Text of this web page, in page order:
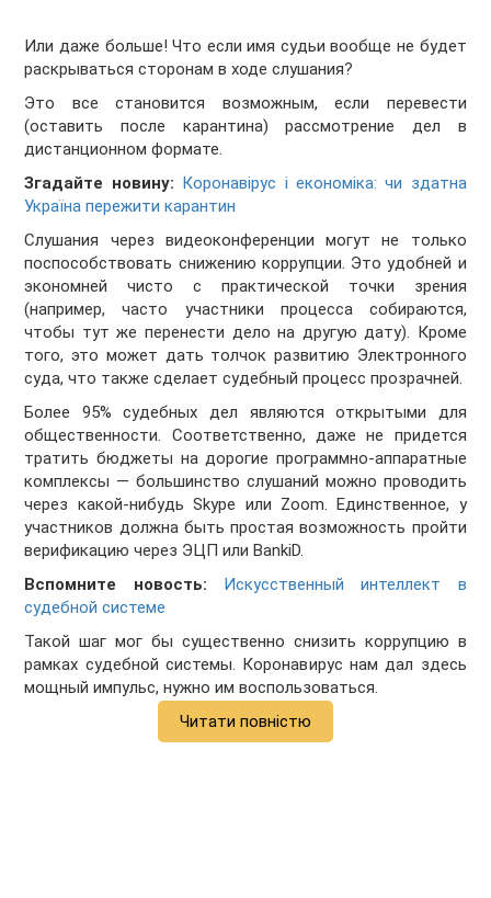
Или даже больше! Что если имя судьи вообще не будет
раскрываться сторонам в ходе слушания?
Это все становится возможным, если перевести
(оставить после карантина) рассмотрение дел в
дистанционном формате.
Згадайте новину: Коронавірус і економіка: чи здатна
Україна пережити карантин
Слушания через видеоконференции могут не только
поспособствовать снижению коррупции. Это удобней и
экономней чисто с практической точки зрения
(например, часто участники процесса собираются,
чтобы тут же перенести дело на другую дату). Кроме
того, это может дать толчок развитию Электронного
суда, что также сделает судебный процесс прозрачней.
Более 95% судебных дел являются открытыми для
общественности. Соответственно, даже не придется
тратить бюджеты на дорогие программно-аппаратные
комплексы — большинство слушаний можно проводить
через какой-нибудь Skype или Zoom. Единственное, у
участников должна быть простая возможность пройти
верификацию через ЭЦП или BankiD.
Вспомните новость:
Искусственный интеллект в
судебной системе
Такой шаг мог бы существенно снизить коррупцию в
рамках судебной системы. Коронавирус нам дал здесь
мощный импульс, нужно им воспользоваться.
Читати повністю